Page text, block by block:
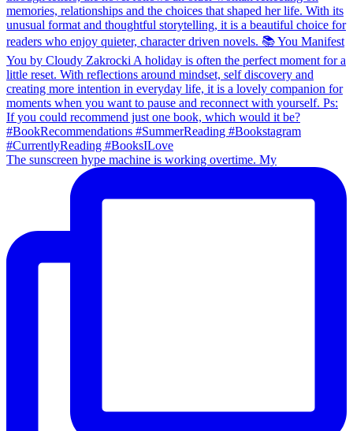
The sunscreen hype machine is working overtime. My